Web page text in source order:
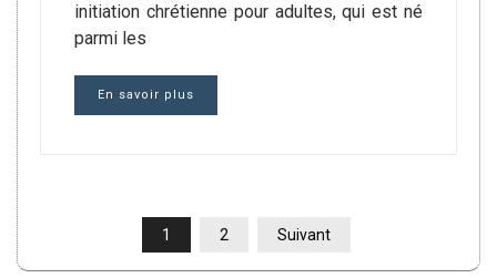
initiation chrétienne pour adultes, qui est né
parmi les
En savoir plus
PAGINATION
DES
1 2 Suivant